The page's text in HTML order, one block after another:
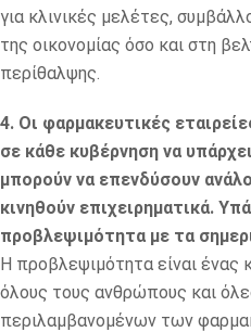
για κλινικές μελέτες,
της οικονομίας όσο και στη
περίθαλψης.
4. Οι φαρμακευτικές
σε κάθε κυβέρνηση να
μπορούν να επενδύσουν
κινηθούν επιχειρηματικά.
προβλεψιμότητα με τα
Η προβλεψιμότητα είναι ένας
όλους τους ανθρώπους και
περιλαμβανομένων των